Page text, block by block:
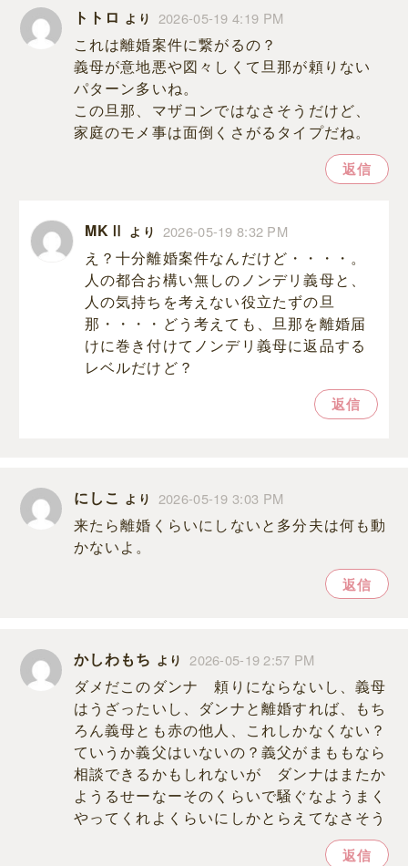
トトロ より 2026-05-19 4:19 PM
これは離婚案件に繋がるの？
義母が意地悪や図々しくて旦那が頼りない
パターン多いね。
この旦那、マザコンではなさそうだけど、
家庭のモメ事は面倒くさがるタイプだね。
返信
MKⅡ より 2026-05-19 8:32 PM
え？十分離婚案件なんだけど・・・・。
人の都合お構い無しのノンデリ義母と、
人の気持ちを考えない役立たずの旦
那・・・・どう考えても、旦那を離婚届
けに巻き付けてノンデリ義母に返品する
レベルだけど？
返信
にしこ より 2026-05-19 3:03 PM
来たら離婚くらいにしないと多分夫は何も動
かないよ。
返信
かしわもち より 2026-05-19 2:57 PM
ダメだこのダンナ 頼りにならないし、義母
はうざったいし、ダンナと離婚すれば、もち
ろん義母とも赤の他人、これしかなくない？
ていうか義父はいないの？義父がまももなら
相談できるかもしれないが ダンナはまたか
ようるせーなーそのくらいで騒ぐなようまく
やってくれよくらいにしかとらえてなさそう
返信